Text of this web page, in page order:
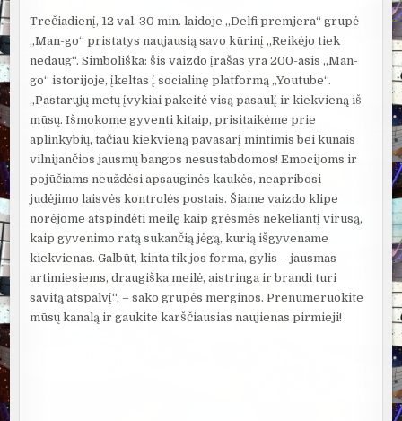
Trečiadienį, 12 val. 30 min. laidoje „Delfi premjera“ grupė
„Man-go“ pristatys naujausią savo kūrinį „Reikėjo tiek
nedaug“. Simboliška: šis vaizdo įrašas yra 200-asis „Man-
go“ istorijoje, įkeltas į socialinę platformą „Youtube“.
„Pastarųjų metų įvykiai pakeitė visą pasaulį ir kiekvieną iš
mūsų. Išmokome gyventi kitaip, prisitaikėme prie
aplinkybių, tačiau kiekvieną pavasarį mintimis bei kūnais
vilnijančios jausmų bangos nesustabdomos! Emocijoms ir
pojūčiams neuždėsi apsauginės kaukės, neapribosi
judėjimo laisvės kontrolės postais. Šiame vaizdo klipe
norėjome atspindėti meilę kaip grėsmės nekeliantį virusą,
kaip gyvenimo ratą sukančią jėgą, kurią išgyvename
kiekvienas. Galbūt, kinta tik jos forma, gylis – jausmas
artimiesiems, draugiška meilė, aistringa ir brandi turi
savitą atspalvį“, – sako grupės merginos. Prenumeruokite
mūsų kanalą ir gaukite karščiausias naujienas pirmieji!